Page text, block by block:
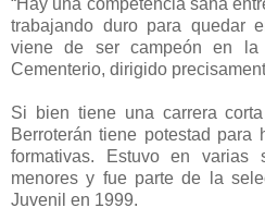
trabajando duro para quedar
viene de ser campeón en la
Cementerio, dirigido
Si bien tiene una carrera
Berroterán tiene potestad para
formativas. Estuvo en varias
menores y fue parte de la
Juvenil en 1999.